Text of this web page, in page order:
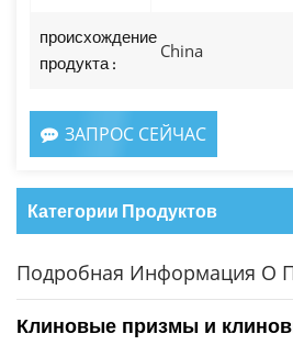
происхождение
продукта :
China
ЗАПРОС СЕЙЧАС
Категории Продуктов
Подробная Информация О
Клиновые призмы и